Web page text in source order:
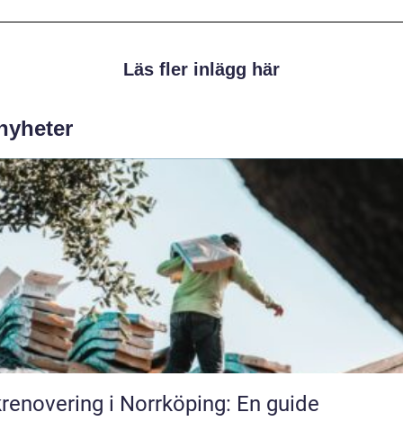
Läs fler inlägg här
i Norrköping: En guide